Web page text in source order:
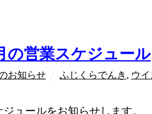
の営業スケジュール
お知らせ ふじくらでんき , ウ
ジュールをお知らせします。